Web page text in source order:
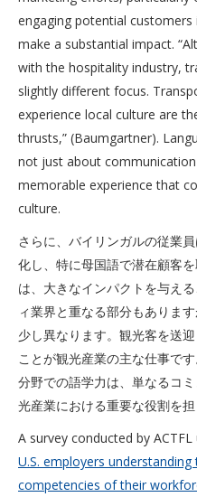
engaging potential customers
make a substantial impact.
with the hospitality industry,
slightly different focus.
experience local culture are
thrusts,” (Baumgartner).
not just about
memorable experience that
culture.
さらに、バイリンガルの従業
化し、特に母国語で潜在顧客
は、大きなインパクトを与え
ィ業界と重なる部分もありま
少し異なります。観光客を送
ことが観光産業の主な仕事で
分野での語学力は、単なるコ
光産業における重要な役割を担
A survey conducted by
U.S. employers
competencies of their